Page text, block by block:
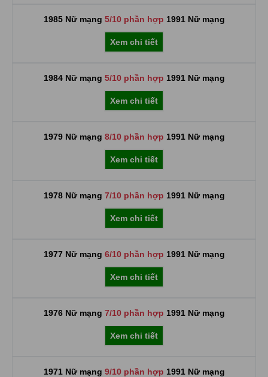
1985 Nữ mạng 5/10 phần hợp 1991 Nữ mạng
Xem chi tiết
1984 Nữ mạng 5/10 phần hợp 1991 Nữ mạng
Xem chi tiết
1979 Nữ mạng 8/10 phần hợp 1991 Nữ mạng
Xem chi tiết
1978 Nữ mạng 7/10 phần hợp 1991 Nữ mạng
Xem chi tiết
1977 Nữ mạng 6/10 phần hợp 1991 Nữ mạng
Xem chi tiết
1976 Nữ mạng 7/10 phần hợp 1991 Nữ mạng
Xem chi tiết
1971 Nữ mạng 9/10 phần hợp 1991 Nữ mạng